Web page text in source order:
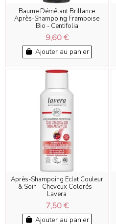
Baume Démêlant Brillance
Après-Shampoing Framboise
Bio - Centifolia
9,60 €
Ajouter au panier
Après-Shampoing Eclat Couleur
& Soin - Cheveux Colorés -
Lavera
7,50 €
Ajouter au panier